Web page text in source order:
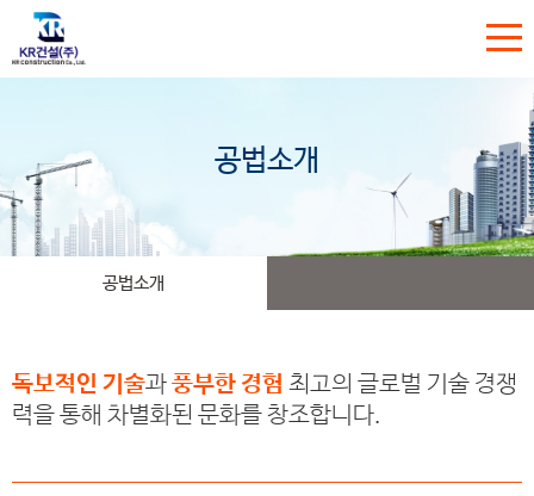
공법소개
공법소개
독보적인 기술과풍부한 경험 최고의 글로벌 기술 경쟁
력을 통해 차별화된 문화를 창조합니다.